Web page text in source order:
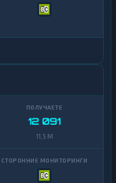
12 091
11,5 M